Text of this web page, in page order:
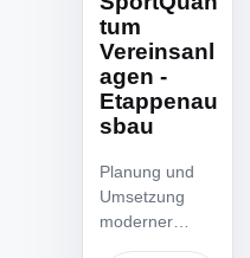
tum
Vereinsanl
agen -
Etappenau
sbau
Planung und
Umsetzung
moderner